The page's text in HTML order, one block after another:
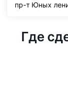
пр-т Юных
Где